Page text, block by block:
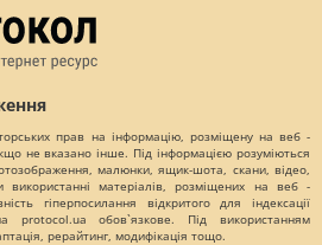
прав на інформацію, розміщену на веб -
не вказано інше. Під інформацією розуміються
малюнки, ящик-шота, скани, відео,
використанні матеріалів, розміщених на веб -
гіперпосилання відкритого для індексації
protocol.ua обов`язкове. Під використанням
рерайтинг, модифікація тощо.